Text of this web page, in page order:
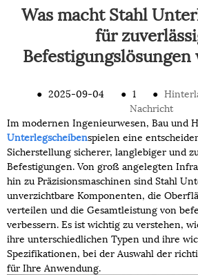
Was macht Stahl
für
● 2025-09-04 ● 1 ●
Nachricht
Im modernen Ingenieurwesen, Bau und
Unterlegscheibenspielen eine
Sicherstellung sicherer, langlebiger und
Befestigungen. Von groß angelegten
hin zu Präzisionsmaschinen sind Stahl
unverzichtbare Komponenten, die
verteilen und die Gesamtleistung von
verbessern. Es ist wichtig zu verstehen,
ihre unterschiedlichen Typen und ihre
Spezifikationen, bei der Auswahl der
für Ihre Anwendung.